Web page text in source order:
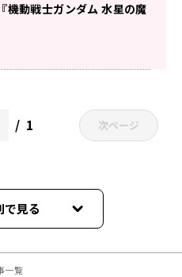
機動戦士ガンダム 水星の魔
1 次ページ
で見る
一覧